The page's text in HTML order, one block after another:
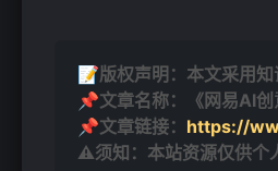
📝版权声明：本文采用
📌文章名称：《网易AI创
📌文章链接： https://
⚠须知：本站资源仅供个